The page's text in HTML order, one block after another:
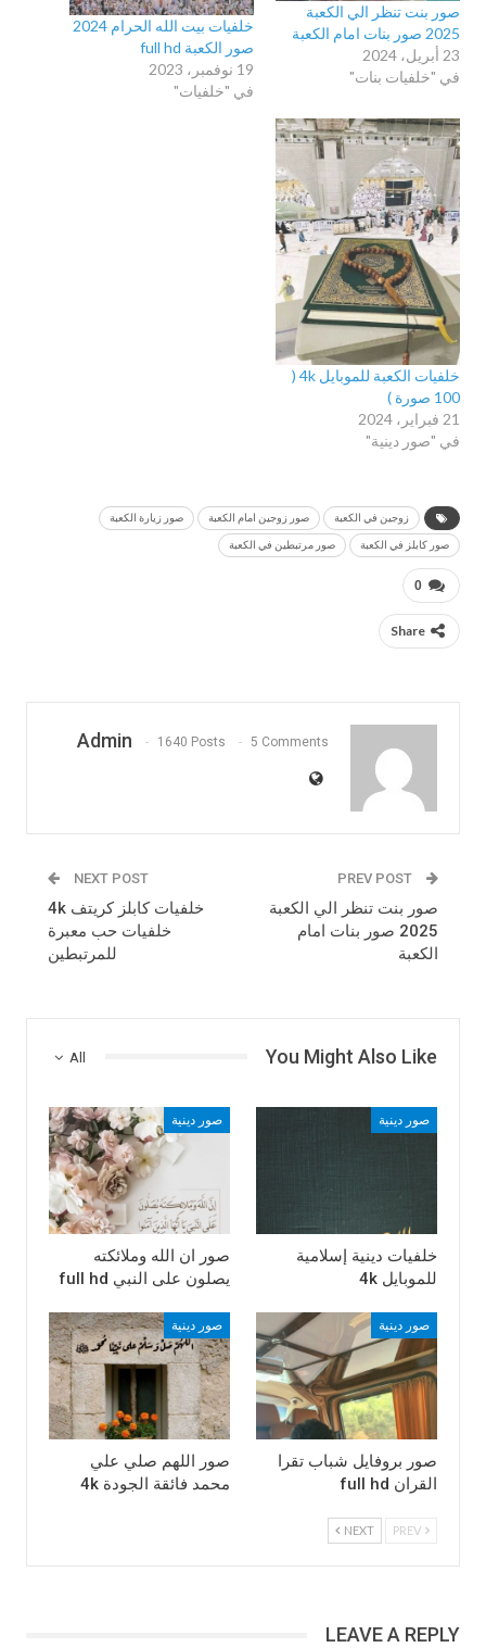
صور بنت تنظر الي الكعبة
2025 صور بنات امام الكعبة
23 أبريل، 2024
في "خلفيات بنات"
خلفيات بيت الله الحرام 2024
صور الكعبة full hd
19 نوفمبر، 2023
في "خلفيات"
خلفيات الكعبة للموبايل 4k (
100 صورة )
21 فبراير، 2024
في "صور دينية"
زوجين في الكعبة صور زوجين امام الكعبة صور زيارة الكعبة
صور كابلز في الكعبة صور مرتبطين في الكعبة
0
Share
Admin 1640 Posts 5 Comments
صور بنت تنظر الي الكعبة
2025 صور بنات امام
الكعبة
NEXT POST
خلفيات كابلز كريتف 4k
خلفيات حب معبرة
للمرتبطين
All You Might Also Like
صور دينية
خلفيات دينية إسلامية
للموبايل 4k
صور دينية
صور ان الله وملائكته
يصلون على النبي full hd
صور دينية
صور بروفايل شباب تقرا
القران full hd
صور دينية
صور اللهم صلي علي
محمد فائقة الجودة 4k
NEXT
LEAVE A REPLY